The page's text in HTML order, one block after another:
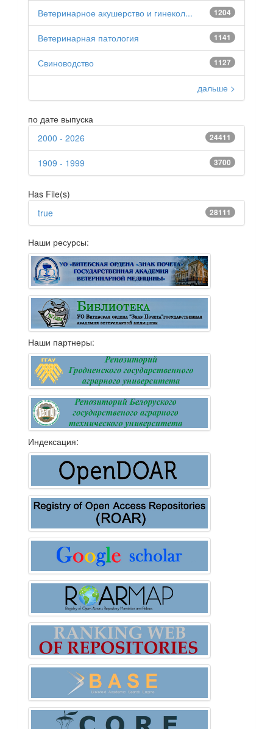
1204
Ветеринарное акушерство и гинекол...
1141
Ветеринарная патология
1127
Свиноводство
дальше >
по дате выпуска
24411
2000 - 2026
3700
1909 - 1999
Has File(s)
28111
true
Наши ресурсы:
Наши партнеры:
Индексация: